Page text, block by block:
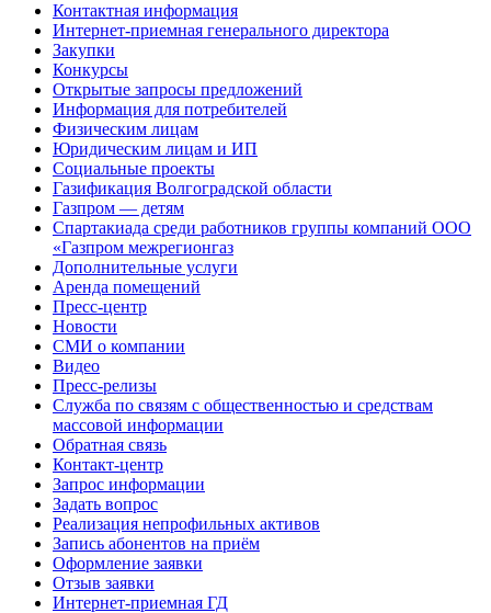
Контактная информация
Интернет-приемная генерального директора
Закупки
Конкурсы
Открытые запросы предложений
Информация для потребителей
Физическим лицам
Юридическим лицам и ИП
Социальные проекты
Газификация Волгоградской области
Газпром — детям
Спартакиада среди работников группы компаний ООО
«Газпром межрегионгаз
Дополнительные услуги
Аренда помещений
Пресс-центр
Новости
СМИ о компании
Видео
Пресс-релизы
Служба по связям с общественностью и средствам
массовой информации
Обратная связь
Контакт-центр
Запрос информации
Задать вопрос
Реализация непрофильных активов
Запись абонентов на приём
Оформление заявки
Отзыв заявки
Интернет-приемная ГД